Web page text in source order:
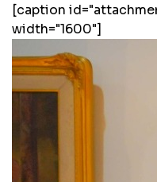
[caption
width="1600"]